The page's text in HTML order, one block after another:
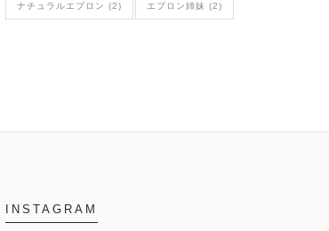
ナチュラルエプロン (2) エプロン姉妹 (2)
INSTAGRAM